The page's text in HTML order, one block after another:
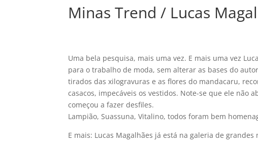
Minas Trend / Lucas
Uma bela pesquisa, mais uma vez. E mais uma vez
para o trabalho de moda, sem alterar as bases do
tirados das xilogravuras e as flores do mandacaru,
casacos, impecáveis os vestidos. Note-se que ele não
começou a fazer desfiles.
Lampião, Suassuna, Vitalino, todos foram bem
E mais: Lucas Magalhães já está na galeria de